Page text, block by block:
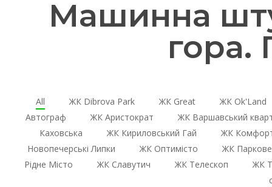
Машинна
гора.
All ЖК Dibrova Park ЖК Great ЖК Ok'Land
Автограф
ЖК Аристократ ЖК Варшавський
Каховська
ЖК Кириловський Гай ЖК
Новопечерські Липки
ЖК Оптимісто ЖК
Рідне Місто
ЖК Славутич ЖК Телескоп ЖК